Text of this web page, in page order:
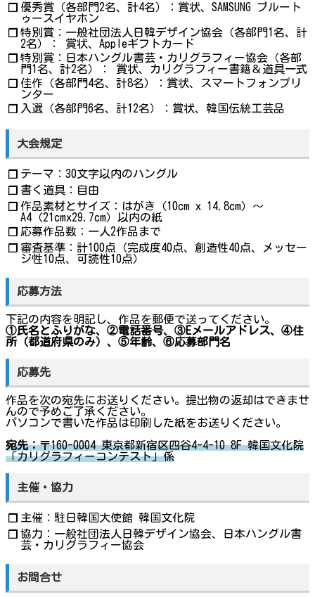
❐ 優秀賞（各部門2名、計4名）：賞状、SAMSUNG ブルート
ゥースイヤホン
❐ 特別賞：一般社団法人日韓デザイン協会（各部門1名、計
2名）： 賞状、Appleギフトカード
❐ 特別賞：日本ハングル書芸・カリグラフィー協会（各部
門1名、計2名）： 賞状、カリグラフィー書籍＆道具一式
❐ 佳作（各部門4名、計8名）：賞状、スマートフォンプリ
ンター
❐ 入選（各部門6名、計12名）：賞状、韓国伝統工芸品
大会規定
❐ テーマ：30文字以内のハングル
❐ 書く道具：自由
❐ 作品素材とサイズ：はがき（10cm x 14.8cm）～
A4（21cmx29.7cm）以内の紙
❐ 応募作品数：一人2作品まで
❐ 審査基準：計100点（完成度40点、創造性40点、メッセー
ジ性10点、可読性10点）
応募方法
下記の内容を明記し、作品を郵便で送ってください。
①氏名とふりがな、②電話番号、③Eメールアドレス、④住
所（都道府県のみ）、⑤年齢、⑥応募部門名
応募先
作品を次の宛先にお送りください。提出物の返却はできませ
んので予めご了承ください。
パソコンで書いた作品は印刷した紙をお送りください。
宛先：〒160-0004 東京都新宿区四谷4-4-10 8F 韓国文化院
「カリグラフィーコンテスト」係
主催・協力
❐ 主催：駐日韓国大使館 韓国文化院
❐ 協力：一般社団法人日韓デザイン協会、日本ハングル書
芸・カリグラフィー協会
お問合せ